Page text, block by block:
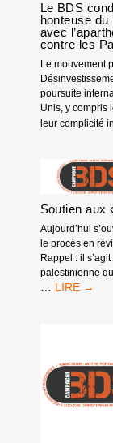
Le BDS
honteuse
avec
contre les
Le mouvement
poursuite
Unis, y compris
leur complicité
Soutien aux
Aujourd’hui
le procès en
Rappel : il
palestinienne
SOUTIEN